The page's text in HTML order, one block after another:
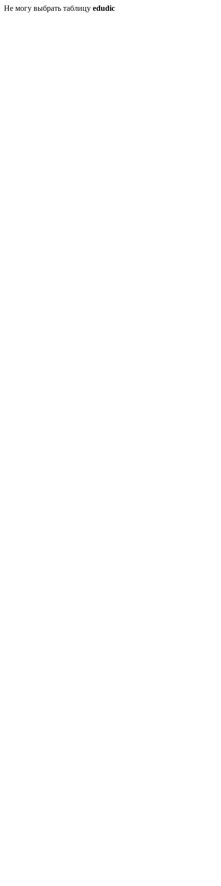
Не могу выбрать таблицу edudic